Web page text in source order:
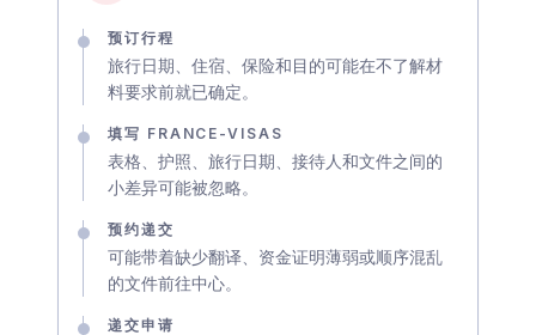
预订行程
旅行日期、住宿、保险和目的可能在不了解材
料要求前就已确定。
填写 FRANCE-VISAS
表格、护照、旅行日期、接待人和文件之间的
小差异可能被忽略。
预约递交
可能带着缺少翻译、资金证明薄弱或顺序混乱
的文件前往中心。
递交申请